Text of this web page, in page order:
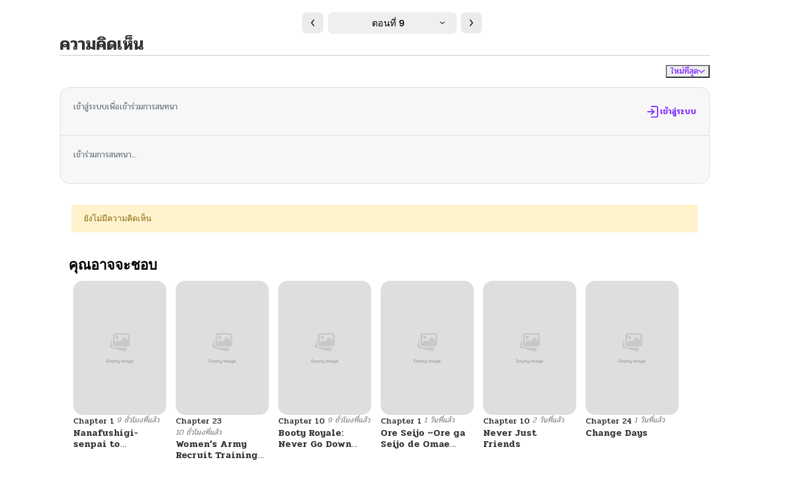
ตอนที่ 9
ความคิดเห็น
ใหม่ที่สุด
เข้าสู่ระบบเพื่อเข้าร่วมการสนทนา เข้าสู่ระบบ
เข้าร่วมการสนทนา...
ยังไม่มีความคิดเห็น
คุณอาจจะชอบ
Chapter 1 9 ชั่วโมงที่แล้ว
Nanafushigi-
senpai to
Chapter 23
10 ชั่วโมงที่แล้ว
Women’s Army
Recruit Training
Chapter 10 9 ชั่วโมงที่แล้ว
Booty Royale:
Never Go Down
Chapter 1 1 วันที่แล้ว
Ore Seijo ~Ore ga
Seijo de Omae
Chapter 10 2 วันที่แล้ว
Never Just
Friends
Chapter 24 1 วันที่แล้ว
Change Days